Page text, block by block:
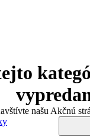
našu Akčnú